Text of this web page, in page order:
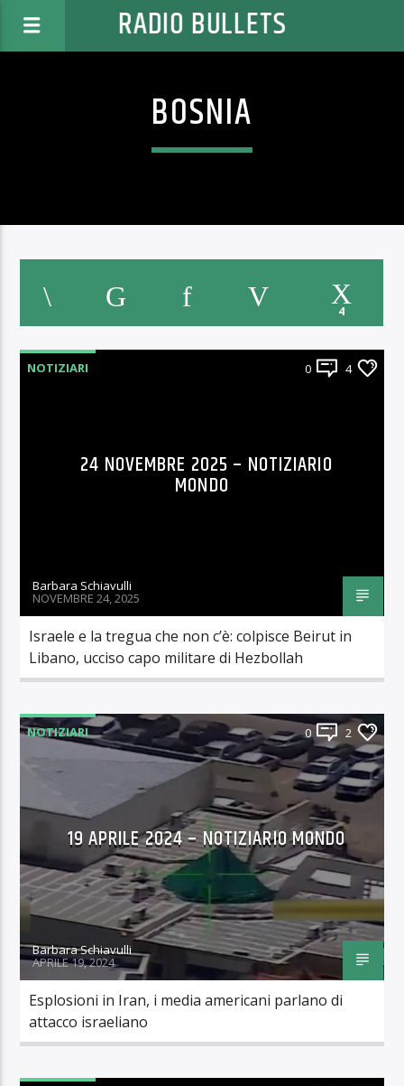
RADIO BULLETS
BOSNIA
4
NOTIZIARI 0 4
24 NOVEMBRE 2025 – NOTIZIARIO
MONDO
Barbara Schiavulli
NOVEMBRE 24, 2025
Israele e la tregua che non c’è: colpisce Beirut in
Libano, ucciso capo militare di Hezbollah
NOTIZIARI 0 2
19 APRILE 2024 – NOTIZIARIO MONDO
Barbara Schiavulli
APRILE 19, 2024
Esplosioni in Iran, i media americani parlano di
attacco israeliano